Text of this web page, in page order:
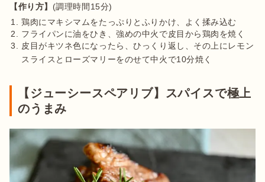
【作り方】
鶏肉にマキシマムをたっぷりとふりかけ、よく揉み込む
フライパンに油をひき、強めの中火で皮目から鶏肉を焼く
皮目がキツネ色になったら、ひっくり返し、その上にレモン
スライスとローズマリーをのせて中火で10分焼く
【ジューシースペアリブ】スパイスで極上
のうまみ